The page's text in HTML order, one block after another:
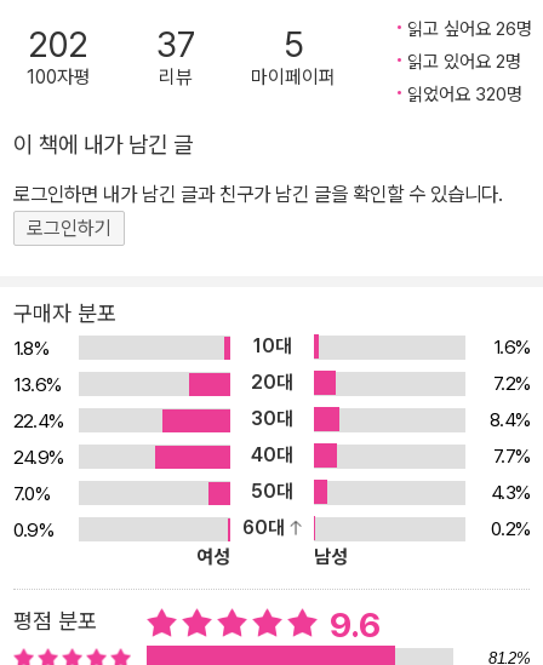
장을 그만두고 결혼생활에도 실패한 아라이 나오토는 구직 활동을 하
면서 실리적인 이유로 수화 통역 자격증을 취득한다. 태어나면서부터
수화를 또 하나의 모어로서 자연스럽게 체득한 ‘코다’인 그에게는 너
로써 아라이의 삶의 방식에 찾아온 변화와 코다인 그가 겪어야 했던
고뇌를 생생하게 보여 준다. 가족 중 유일하게 소리를 들을 수 있었던
아라이는 성장하면서 가족을 비롯한 농인 사회에서 이질감과 소외감
남은 사건은 경찰서 사무직으로 근무할 당시 농아시설 ‘해마의 집’ 이
사장 살해 용의자인 농인의 취조 과정을 억지로 통역해야 했던 일이
었다. 수화 통역사가 되면서 오랜 시간 외면해 왔던 농인 사회와 다시
마주한 그가 일에 익숙해져 갈 무렵, 예상치 못한 소식이 날아든다.
‘해마의 집’의 현 이사장, 즉 17년 전 죽은 전대 이사장의 아들이 살해
당했다는 것이었다. 범인은 과거와 동일한 인물일까? 묵비권을 인지
하지 못한 채 법정에 선 농인을 돕기 위해 비영리 단체와 협업하는 가
운데, 아라이는 ‘해마의 집’을 둘러싸고 과거와 현재에 벌어진 사건의
하는 입구 『데프 보이스』는 살인 사건과 수수께끼, 반전이 담겨 있는
202
100자평
37
리뷰
5
마이페이퍼
읽고 싶어요 26명
읽고 있어요 2명
읽었어요 320명
이 책에 내가 남긴 글
로그인하면 내가 남긴 글과 친구가 남긴 글을 확인할 수 있습니다.
로그인하기
구매자 분포
1.8% 10대
1.6%
13.6%
20대
7.2%
22.4%
30대
8.4%
24.9%
40대
7.7%
7.0%
50대
4.3%
0.9%
60대
0.2%
여성
남성
평점 분포 9.6
81.2%